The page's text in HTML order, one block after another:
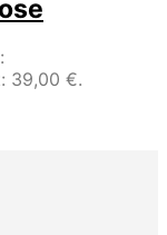
39,00 €.